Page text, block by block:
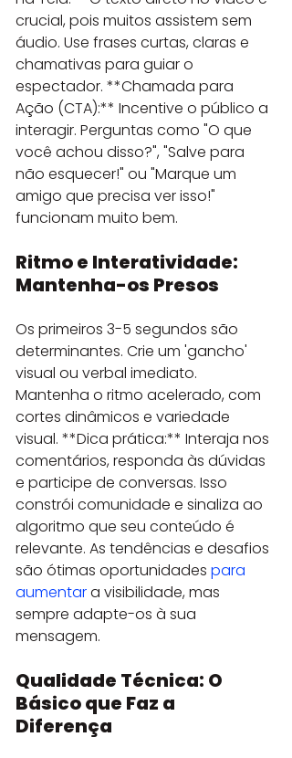
crucial, pois muitos assistem sem
áudio. Use frases curtas, claras e
chamativas para guiar o
espectador. **Chamada para
Ação (CTA):** Incentive o público a
interagir. Perguntas como "O que
você achou disso?", "Salve para
não esquecer!" ou "Marque um
amigo que precisa ver isso!"
funcionam muito bem.
Ritmo e Interatividade:
Mantenha-os Presos
Os primeiros 3-5 segundos são
determinantes. Crie um 'gancho'
visual ou verbal imediato.
Mantenha o ritmo acelerado, com
cortes dinâmicos e variedade
visual. **Dica prática:** Interaja nos
comentários, responda às dúvidas
e participe de conversas. Isso
constrói comunidade e sinaliza ao
algoritmo que seu conteúdo é
relevante. As tendências e desafios
são ótimas oportunidades para
aumentar a visibilidade, mas
sempre adapte-os à sua
mensagem.
Qualidade Técnica: O
Básico que Faz a
Diferença